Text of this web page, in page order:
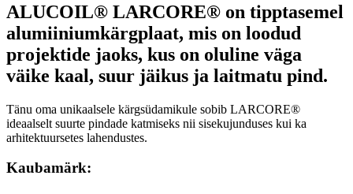
ALUCOIL® LARCORE® on tipptasemel
alumiiniumkärgplaat, mis on loodud
projektide jaoks, kus on oluline väga
väike kaal, suur jäikus ja laitmatu pind.
Tänu oma unikaalsele kärgsüdamikule sobib LARCORE®
ideaalselt suurte pindade katmiseks nii sisekujunduses kui ka
arhitektuursetes lahendustes.
Kaubamärk: